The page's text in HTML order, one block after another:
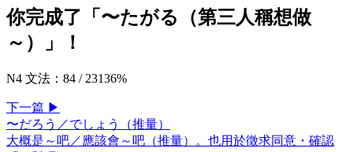
你完成了「 〜たがる（第三人稱想做
～）
」！
N4 文法 ： 84 / 23136%
下一篇 ▶
〜だろう／でしょう（推量）
大概是～吧／應該會～吧（推量）。也用於徵求同意・確認